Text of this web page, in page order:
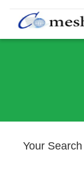
Your Search